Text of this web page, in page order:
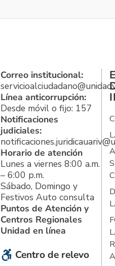
Correo institucional:
Línea anticorrupción:
Desde móvil o fijo: 157
Notificaciones
judiciales:
Horario de atención
Lunes a viernes 8:00 a.m.
– 6:00 p.m.
Sábado, Domingo y
Festivos Auto consulta
Puntos de Atención y
Centros Regionales
Unidad en línea
Centro de relevo